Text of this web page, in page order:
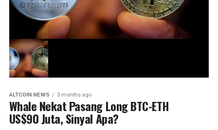
ALTCOIN NEWS 3 months ago
Whale Nekat Pasang Long BTC-ETH
US$90 Juta, Sinyal Apa?